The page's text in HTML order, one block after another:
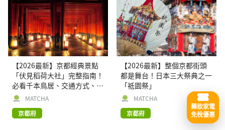
【2026最新】京都經典景點
「伏見稻荷大社」完整指南！
必看千本鳥居、交通方式、周
邊逛街景點
MATCHA
京都府
【2026最新】整個京都街頭
都是舞台！日本三大祭典之一
「祗園祭」
MATCHA
京都府
藥妝家電
免稅優惠